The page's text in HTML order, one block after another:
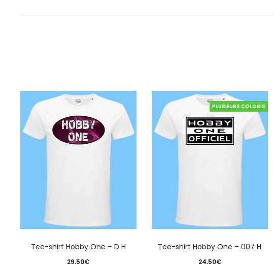
Tee-shirt Hobby One – D H
29,50€
PLUSIEURS COLORIS
Tee-shirt Hobby One – 007 H
24,50€